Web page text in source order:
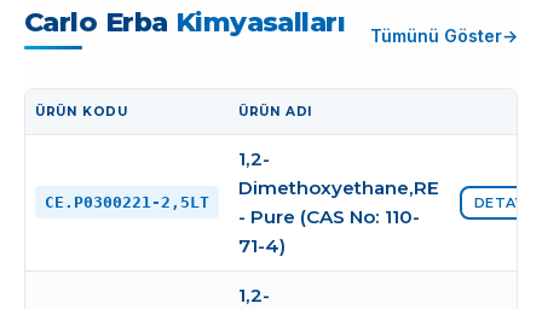
Carlo Erba Kimyasalları Tümünü Göster
ÜRÜN KODU ÜRÜN ADI
CE.P0300221-2,5LT
1,2-
Dimethoxyethane,RE
- Pure (CAS No: 110-
71-4)
DETAYI
1,2-